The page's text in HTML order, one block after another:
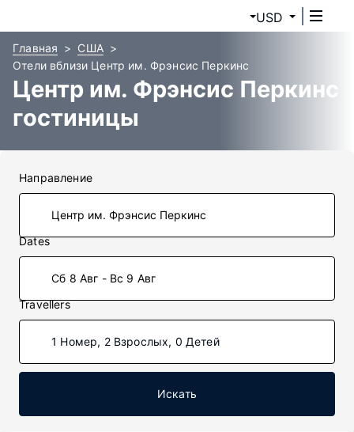
USD
Главная
США
Отели вблизи Центр им. Фрэнсис Перкинс
Центр им. Фрэнсис Перкинс
гостиницы
Направление
Dates
Сб 8 Авг - Вс 9 Авг
Travellers
1 Номер, 2 Взрослых, 0 Детей
Искать